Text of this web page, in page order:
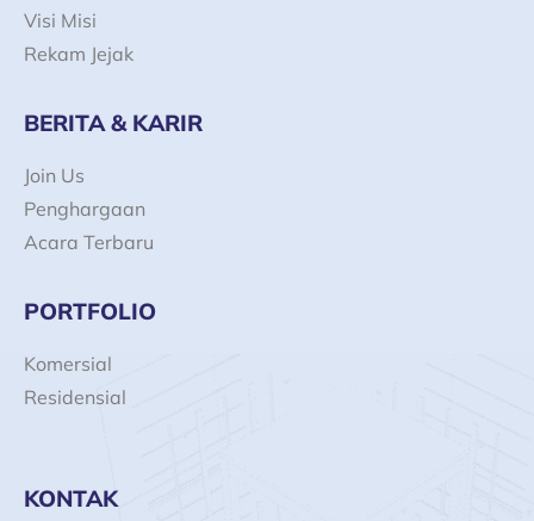
Visi Misi
Rekam Jejak
BERITA & KARIR
Join Us
Penghargaan
Acara Terbaru
PORTFOLIO
Komersial
Residensial
KONTAK